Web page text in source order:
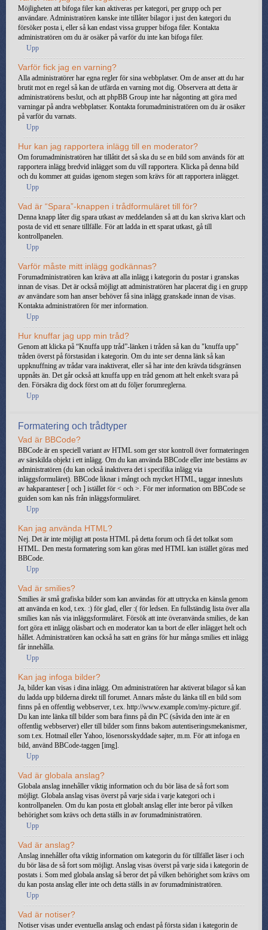
Möjligheten att bifoga filer kan aktiveras per kategori, per grupp och per
användare. Administratören kanske inte tillåter bilagor i just den kategori du
försöker posta i, eller så kan endast vissa grupper bifoga filer. Kontakta
administratören om du är osäker på varför du inte kan bifoga filer.
Upp
Varför fick jag en varning?
Alla administratörer har egna regler för sina webbplatser. Om de anser att du har
brutit mot en regel så kan de utfärda en varning mot dig. Observera att detta är
administratörens beslut, och att phpBB Group inte har någonting att göra med
varningar på andra webbplatser. Kontakta forumadministratören om du är osäker
på varför du varnats.
Upp
Hur kan jag rapportera inlägg till en moderator?
Om forumadministratören har tillåtit det så ska du se en bild som används för att
rapportera inlägg bredvid inlägget som du vill rapportera. Klicka på denna bild
och du kommer att guidas igenom stegen som krävs för att rapportera inlägget.
Upp
Vad är “Spara”-knappen i trådformuläret till för?
Denna knapp låter dig spara utkast av meddelanden så att du kan skriva klart och
posta de vid ett senare tillfälle. För att ladda in ett sparat utkast, gå till
kontrollpanelen.
Upp
Varför måste mitt inlägg godkännas?
Forumadministratören kan kräva att alla inlägg i kategorin du postar i granskas
innan de visas. Det är också möjligt att administratören har placerat dig i en grupp
av användare som han anser behöver få sina inlägg granskade innan de visas.
Kontakta administratören för mer information.
Upp
Hur knuffar jag upp min tråd?
Genom att klicka på “Knuffa upp tråd”-länken i tråden så kan du "knuffa upp"
tråden överst på förstasidan i kategorin. Om du inte ser denna länk så kan
uppknuffning av trådar vara inaktiverat, eller så har inte den krävda tidsgränsen
uppnåts än. Det går också att knuffa upp en tråd genom att helt enkelt svara på
den. Försäkra dig dock först om att du följer forumreglerna.
Upp
Formatering och trådtyper
Vad är BBCode?
BBCode är en speciell variant av HTML som ger stor kontroll över formateringen
av särskilda objekt i ett inlägg. Om du kan använda BBCode eller inte bestäms av
administratören (du kan också inaktivera det i specifika inlägg via
inläggsformuläret). BBCode liknar i mångt och mycket HTML, taggar innesluts
av hakparanteser [ och ] istället för < och >. För mer information om BBCode se
guiden som kan nås från inläggsformuläret.
Upp
Kan jag använda HTML?
Nej. Det är inte möjligt att posta HTML på detta forum och få det tolkat som
HTML. Den mesta formatering som kan göras med HTML kan istället göras med
BBCode.
Upp
Vad är smilies?
Smilies är små grafiska bilder som kan användas för att uttrycka en känsla genom
att använda en kod, t.ex. :) för glad, eller :( för ledsen. En fullständig lista över alla
smilies kan nås via inläggsformuläret. Försök att inte överanvända smilies, de kan
fort göra ett inlägg oläsbart och en moderator kan ta bort de eller inlägget helt och
hållet. Administratören kan också ha satt en gräns för hur många smilies ett inlägg
får innehålla.
Upp
Kan jag infoga bilder?
Ja, bilder kan visas i dina inlägg. Om administratören har aktiverat bilagor så kan
du ladda upp bilderna direkt till forumet. Annars måste du länka till en bild som
finns på en offentlig webbserver, t.ex. http://www.example.com/my-picture.gif.
Du kan inte länka till bilder som bara finns på din PC (såvida den inte är en
offentlig webbserver) eller till bilder som finns bakom autentiseringsmekanismer,
som t.ex. Hotmail eller Yahoo, lösenorsskyddade sajter, m.m. För att infoga en
bild, använd BBCode-taggen [img].
Upp
Vad är globala anslag?
Globala anslag innehåller viktig information och du bör läsa de så fort som
möjligt. Globala anslag visas överst på varje sida i varje kategori och i
kontrollpanelen. Om du kan posta ett globalt anslag eller inte beror på vilken
behörighet som krävs och detta ställs in av forumadministratören.
Upp
Vad är anslag?
Anslag innehåller ofta viktig information om kategorin du för tillfället läser i och
du bör läsa de så fort som möjligt. Anslag visas överst på varje sida i kategorin de
postats i. Som med globala anslag så beror det på vilken behörighet som krävs om
du kan posta anslag eller inte och detta ställs in av forumadministratören.
Upp
Vad är notiser?
Notiser visas under eventuella anslag och endast på första sidan i kategorin de